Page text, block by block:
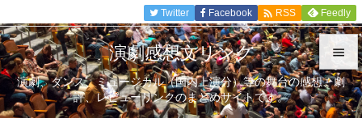


メニュ
Twitter Facebook  RSS Feedly
演劇感想文リンク
演劇、ダンス、ミュージカル（国内上演分）等の舞台の感想、劇
評、レビューリンクのまとめサイトです。